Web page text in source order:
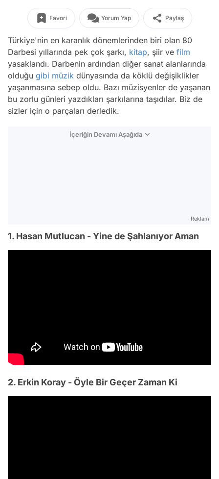
Favori Yorum Yap Paylaş
Türkiye'nin en karanlık dönemlerinden biri olan 80
Darbesi yıllarında pek çok şarkı, kitap, şiir ve film
yasaklandı. Darbenin ardından diğer sanat alanlarında
olduğu gibi müzik dünyasında da köklü değişiklikler
yaşanmasına sebep oldu. Bazı müzisyenler de yaşanan
bu zorlu günleri yazdıkları şarkılarına taşıdılar. Biz de
sizler için o parçaları derledik.
İçeriğin Devamı Aşağıda
Reklam
1. Hasan Mutlucan - Yine de Şahlanıyor Aman
2. Erkin Koray - Öyle Bir Geçer Zaman Ki